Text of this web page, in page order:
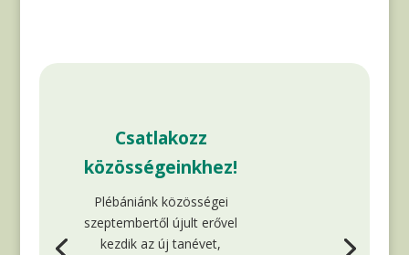
Csatlakozz
közösségeinkhez!
Plébániánk közösségei
szeptembertől újult erővel
kezdik az új tanévet,